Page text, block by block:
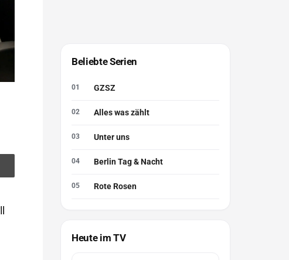
Beliebte Serien
GZSZ
Alles was zählt
Unter uns
Berlin Tag & Nacht
Rote Rosen
Heute im TV